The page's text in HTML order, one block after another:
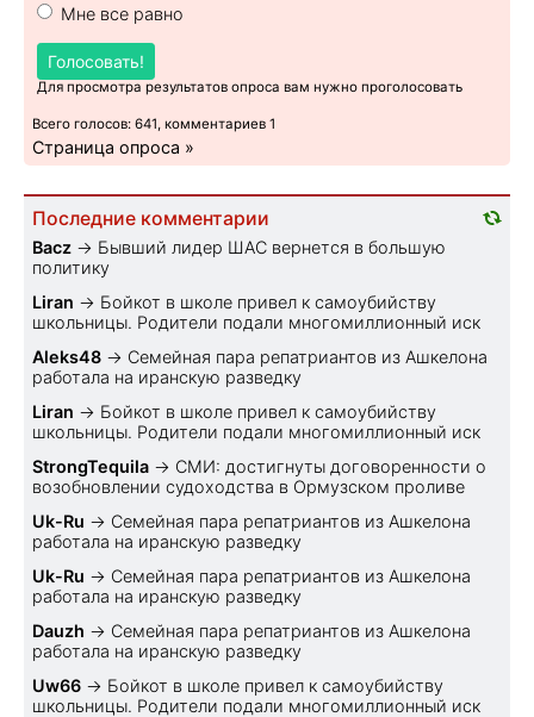
Мне все равно
Голосовать!
Для просмотра результатов опроса вам нужно проголосовать
Всего голосов: 641, комментариев 1
Страница опроса »
Последние комментарии
Bacz → Бывший лидер ШАС вернется в большую
политику
Liran → Бойкот в школе привел к самоубийству
школьницы. Родители подали многомиллионный иск
Aleks48 → Семейная пара репатриантов из Ашкелона
работала на иранскую разведку
Liran → Бойкот в школе привел к самоубийству
школьницы. Родители подали многомиллионный иск
StrongTequila → СМИ: достигнуты договоренности о
возобновлении судоходства в Ормузском проливе
Uk-Ru → Семейная пара репатриантов из Ашкелона
работала на иранскую разведку
Uk-Ru → Семейная пара репатриантов из Ашкелона
работала на иранскую разведку
Dauzh → Семейная пара репатриантов из Ашкелона
работала на иранскую разведку
Uw66 → Бойкот в школе привел к самоубийству
школьницы. Родители подали многомиллионный иск